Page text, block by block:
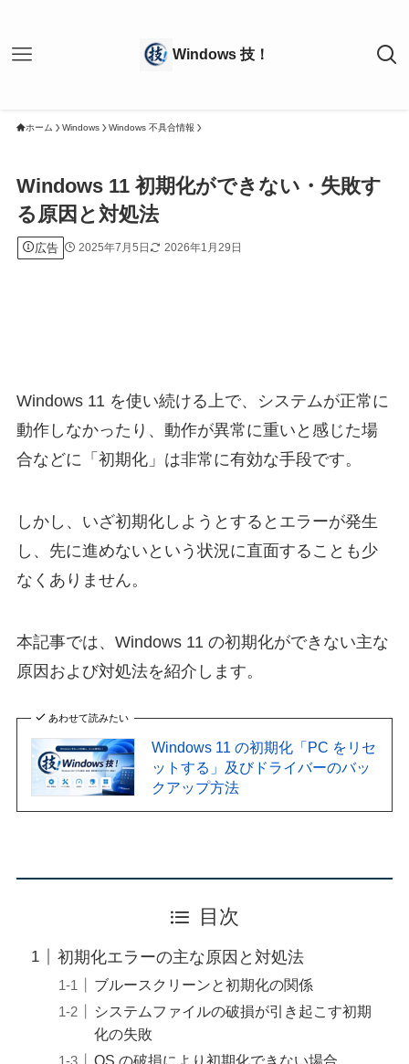
ホーム Windows Windows 不具合情報
Windows 11 初期化ができない・失敗す
る原因と対処法
広告 2025年7月5日 2026年1月29日
Windows 11 を使い続ける上で、システムが正常に
動作しなかったり、動作が異常に重いと感じた場
合などに「初期化」は非常に有効な手段です。
しかし、いざ初期化しようとするとエラーが発生
し、先に進めないという状況に直面することも少
なくありません。
本記事では、Windows 11 の初期化ができない主な
原因および対処法を紹介します。
あわせて読みたい
Windows 11 の初期化「PC をリセ
ットする」及びドライバーのバッ
クアップ方法
目次
初期化エラーの主な原因と対処法
ブルースクリーンと初期化の関係
システムファイルの破損が引き起こす初期
化の失敗
OS の破損により初期化できない場合